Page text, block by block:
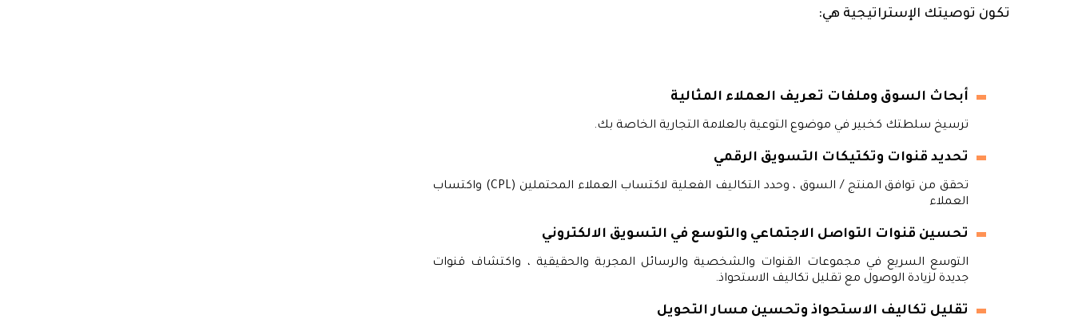
تكون توصيتك الإستراتيجية هي:
أبحاث السوق وملفات تعريف العملاء المثالية
ترسيخ سلطتك كخبير في موضوع التوعية بالعلامة التجارية الخاصة بك.
تحديد قنوات وتكتيكات التسويق الرقمي
تحقق من توافق المنتج / السوق ، وحدد التكاليف الفعلية لاكتساب العملاء المحتملين (CPL) واكتساب
العملاء
تحسين قنوات التواصل الاجتماعي والتوسع في التسويق الالكتروني
التوسع السريع في مجموعات القنوات والشخصية والرسائل المجربة والحقيقية ، واكتشاف قنوات
جديدة لزيادة الوصول مع تقليل تكاليف الاستحواذ.
تقليل تكاليف الاستحواذ وتحسين مسار التحويل